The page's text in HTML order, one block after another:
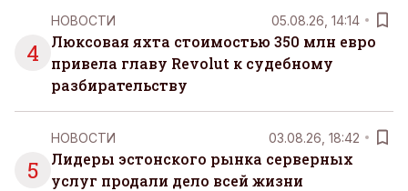
4
НОВОСТИ 05.08.26, 14:14
Люксовая яхта стоимостью 350 млн евро
привела главу Revolut к судебному
разбирательству
5
НОВОСТИ 03.08.26, 18:42
Лидеры эстонского рынка серверных
услуг продали дело всей жизни